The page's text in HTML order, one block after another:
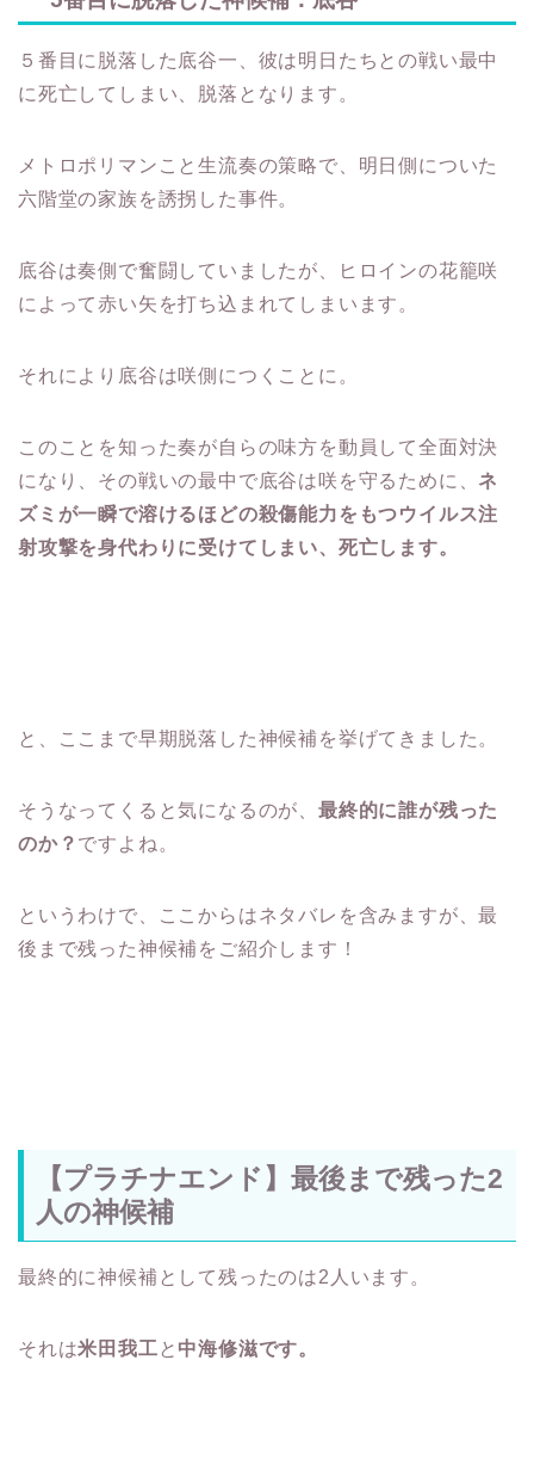
５番目に脱落した底谷一、彼は明日たちとの戦い最中
に死亡してしまい、脱落となります。
メトロポリマンこと生流奏の策略で、明日側についた
六階堂の家族を誘拐した事件。
底谷は奏側で奮闘していましたが、ヒロインの花籠咲
によって赤い矢を打ち込まれてしまいます。
それにより底谷は咲側につくことに。
このことを知った奏が自らの味方を動員して全面対決
になり、その戦いの最中で底谷は咲を守るために、 ネ
ズミが一瞬で溶けるほどの殺傷能力をもつウイルス注
射攻撃を身代わりに受けてしまい、死亡します。
と、ここまで早期脱落した神候補を挙げてきました。
そうなってくると気になるのが、 最終的に誰が残った
のか？ ですよね。
というわけで、ここからはネタバレを含みますが、最
後まで残った神候補をご紹介します！
【プラチナエンド】最後まで残った2
人の神候補
最終的に神候補として残ったのは2人います。
それは米田我工 と 中海修滋です。